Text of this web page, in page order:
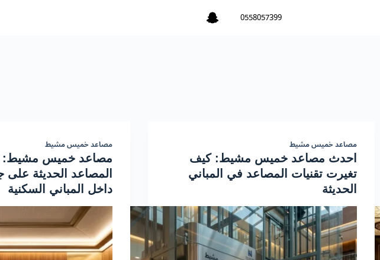
0558057399
مصاعد خميس مشيط
احدث مصاعد خميس مشيط: كيف
تغيرت تقنيات المصاعد في المباني
الحديثة
مصاعد خميس مشيط
مصاعد خميس مشيط:
المصاعد الحديثة على
داخل المباني السكنية